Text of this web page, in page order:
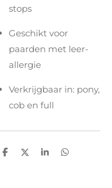
stops
Geschikt voor
paarden met leer-
allergie
Verkrijgbaar in: pony,
cob en full
D
D
S
D